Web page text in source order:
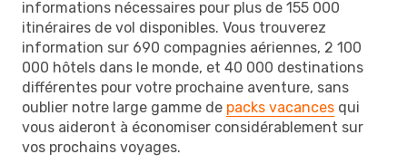
informations nécessaires pour plus de 155 000
itinéraires de vol disponibles. Vous trouverez
information sur 690 compagnies aériennes, 2 100
000 hôtels dans le monde, et 40 000 destinations
différentes pour votre prochaine aventure, sans
oublier notre large gamme de packs vacances qui
vous aideront à économiser considérablement sur
vos prochains voyages.